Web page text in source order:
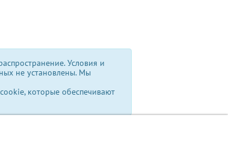
Условия и
не установлены. Мы
которые обеспечивают